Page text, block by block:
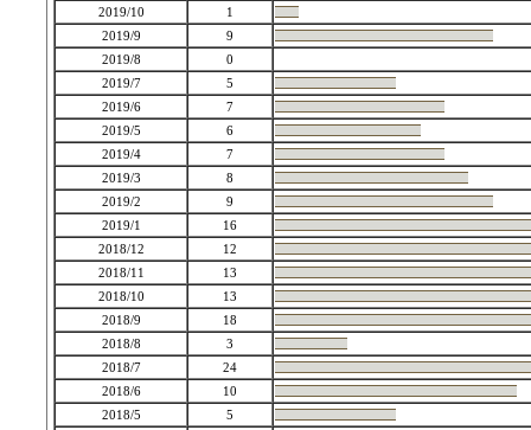
2019/10
1
2019/9
9
2019/8
0
2019/7
5
2019/6
7
2019/5
6
2019/4
7
2019/3
8
2019/2
9
2019/1
16
2018/12
12
2018/11
13
2018/10
13
2018/9
18
2018/8
3
2018/7
24
2018/6
10
2018/5
5